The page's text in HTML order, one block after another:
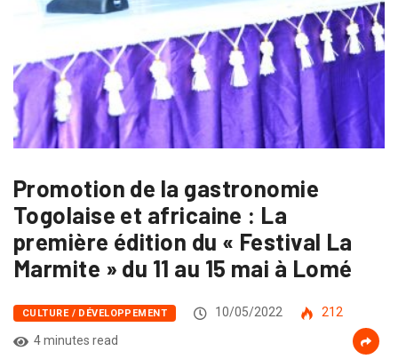
Promotion de la gastronomie
Togolaise et africaine : La
première édition du « Festival La
Marmite » du 11 au 15 mai à Lomé
CULTURE / DÉVELOPPEMENT 10/05/2022
212
4 minutes read